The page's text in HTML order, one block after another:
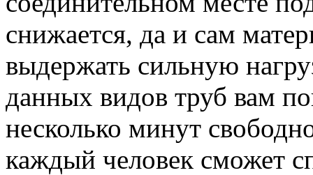
снижается, да и сам
выдержать сильную
данных видов труб вам
несколько минут
каждый человек сможет